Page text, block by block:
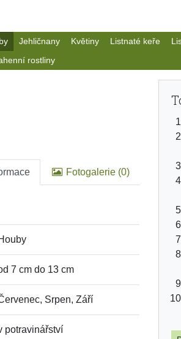
Jehličnany Květiny Listnaté keře
rostliny
Fotogalerie (0)
7 cm do 13 cm
Srpen, Září
potravinářství